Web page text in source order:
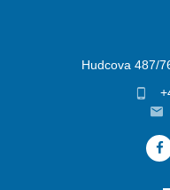
Hudcova 487/